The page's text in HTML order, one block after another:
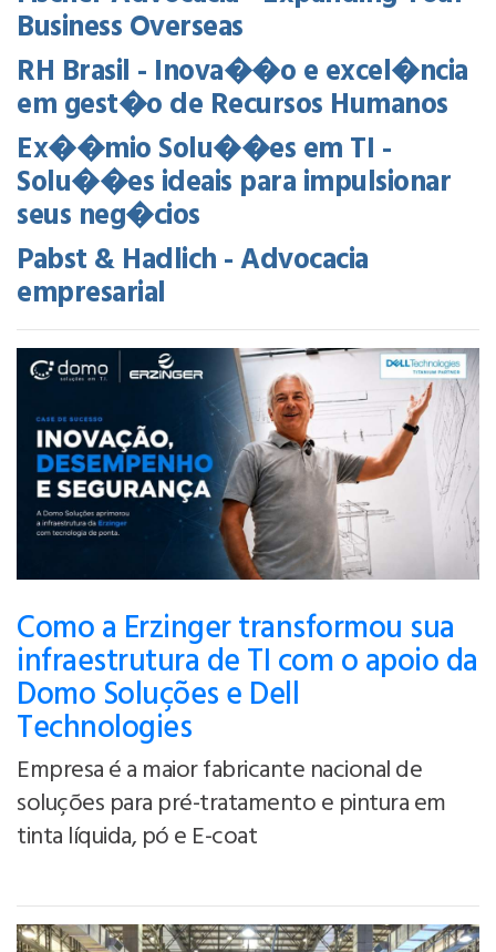
Business Overseas
RH Brasil - Inova��o e excel�ncia
em gest�o de Recursos Humanos
Ex��mio Solu��es em TI -
Solu��es ideais para impulsionar
seus neg�cios
Pabst & Hadlich - Advocacia
empresarial
Como a Erzinger transformou sua
infraestrutura de TI com o apoio da
Domo Soluções e Dell
Technologies
Empresa é a maior fabricante nacional de
soluções para pré-tratamento e pintura em
tinta líquida, pó e E-coat